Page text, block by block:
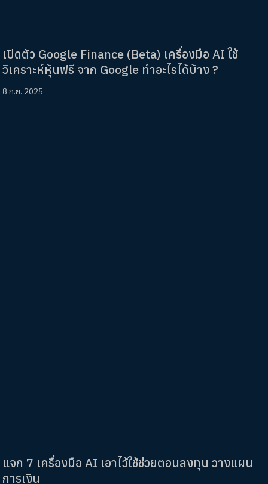
เปิดตัว Google Finance (Beta) เครื่องมือ AI ใช้
วิเคราะห์หุ้นฟรี จาก Google ทำอะไรได้บ้าง ?
8 ก.ย. 2025
แจก 7 เครื่องมือ AI เอาไว้ใช้ช่วยตอนลงทุน วางแผน
การเงิน